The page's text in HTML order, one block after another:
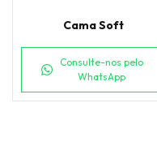
Cama Soft
Consulte-nos pelo
WhatsApp